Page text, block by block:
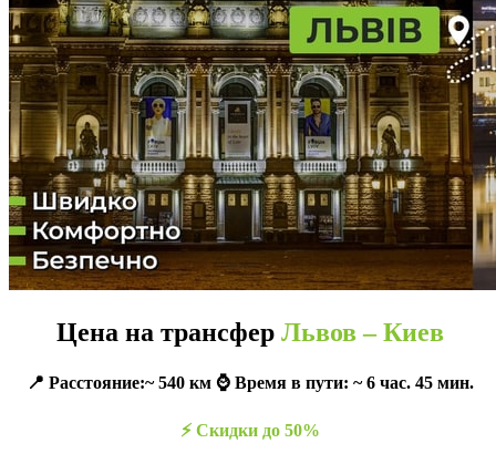
Цена на трансфер Львов – Киев
📍 Расстояние:~ 540 км ⌚️ Время в пути: ~ 6 час. 45 мин.
⚡️ Скидки до 50%